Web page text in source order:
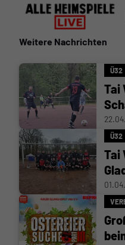
Weitere Nachrichten
Ü32
Tai
Ü32
Tai